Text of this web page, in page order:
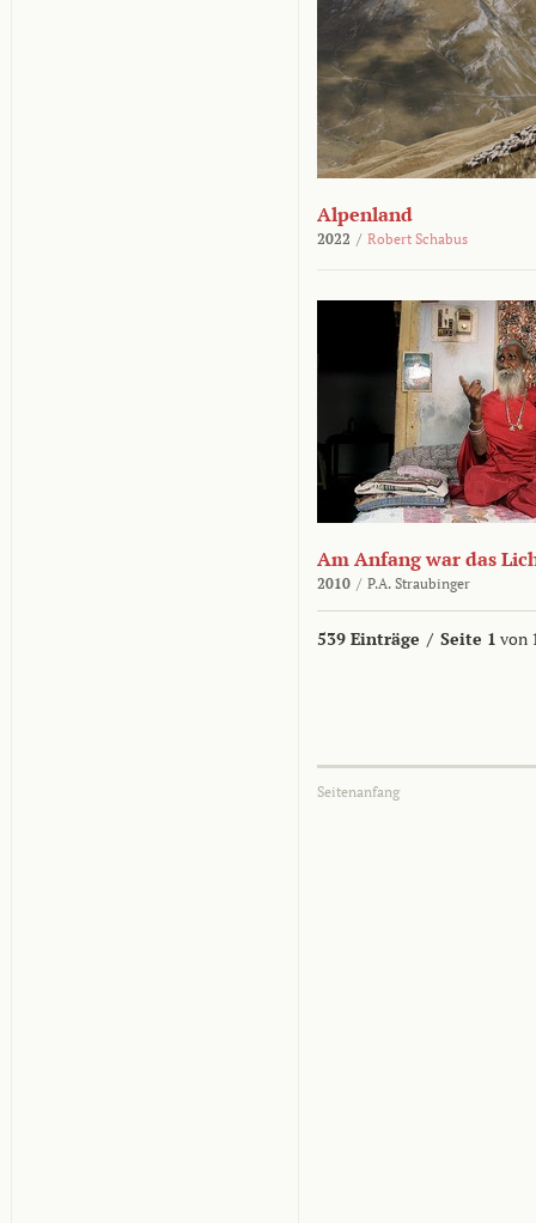
Alpenland
2022 / Robert Schabus
Am Anfang war das
2010 / P.A. Straubinger
539 Einträge / Seite 1 von
Seitenanfang